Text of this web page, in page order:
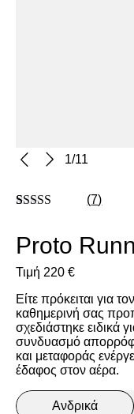
1/11
5 με βάση
βαθμολογίες
πελάτη
(7)
Proto
Τιμή 220 €
Είτε πρόκειται για
καθημερινή σας
σχεδιάστηκε ειδικά
συνδυασμό
και μεταφοράς
έδαφος στον αέρα.
Ανδρικά